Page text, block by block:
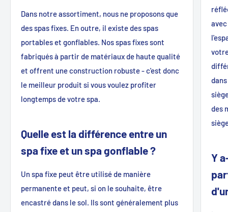
Dans notre assortiment, nous ne proposons que
des spas fixes. En outre, il existe des spas
portables et gonflables. Nos spas fixes sont
fabriqués à partir de matériaux de haute qualité
et offrent une construction robuste - c'est donc
le meilleur produit si vous voulez profiter
longtemps de votre spa.
Quelle est la différence entre un
spa fixe et un spa gonflable ?
Un spa fixe peut être utilisé de manière
permanente et peut, si on le souhaite, être
encastré dans le sol. Ils sont généralement plus
des
Y